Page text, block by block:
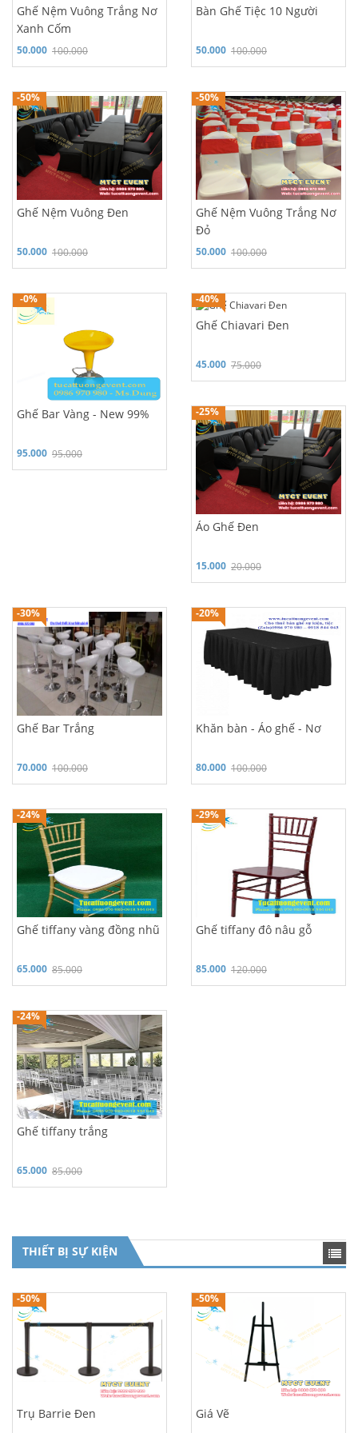
Ghế Nệm Vuông Trắng Nơ
Xanh Cốm
100.000
50.000
Bàn Ghế Tiệc 10 Người
100.000
50.000
Hỗ trợ 24/7: 0986 970 980
-50%
Ghế Nệm Vuông Đen
100.000
50.000
Hỗ trợ 24/7: 0986 970 980
-50%
Ghế Nệm Vuông Trắng Nơ
Đỏ
100.000
50.000
Hỗ trợ 24/7: 0986 970 980
-0%
Ghế Bar Vàng - New 99%
95.000
95.000
Hỗ trợ 24/7: 0986 970 980
-40%
Ghế Chiavari Đen
75.000
45.000
Hỗ trợ 24/7: 0986 970 980
-25%
Áo Ghế Đen
20.000
15.000
Hỗ trợ 24/7: 0986 970 980
-30%
Ghế Bar Trắng
100.000
70.000
Hỗ trợ 24/7: 0986 970 980
-20%
Khăn bàn - Áo ghế - Nơ
100.000
80.000
Hỗ trợ 24/7: 0986 970 980
-24%
Ghế tiffany vàng đồng nhũ
85.000
65.000
Hỗ trợ 24/7: 0986 970 980
-29%
Ghế tiffany đô nâu gỗ
120.000
85.000
Hỗ trợ 24/7: 0986 970 980
-24%
Ghế tiffany trắng
85.000
65.000
THIẾT BỊ SỰ KIỆN
Hỗ trợ 24/7: 0986 970 980
-50%
Trụ Barrie Đen
Hỗ trợ 24/7: 0986 970 980
-50%
Giá Vẽ